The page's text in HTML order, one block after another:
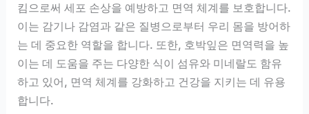
킴으로써 세포 손상을 예방하고 면역 체계를 보호합니다.
이는 감기나 감염과 같은 질병으로부터 우리 몸을 방어하
는 데 중요한 역할을 합니다. 또한, 호박잎은 면역력을 높
이는 데 도움을 주는 다양한 식이 섬유와 미네랄도 함유
하고 있어, 면역 체계를 강화하고 건강을 지키는 데 유용
합니다.